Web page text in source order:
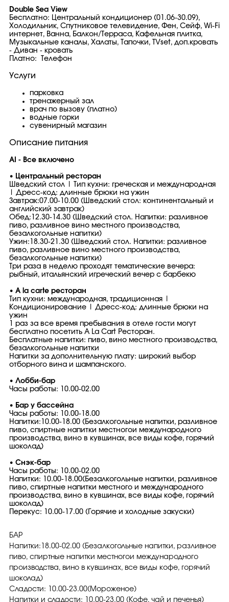
Double Sea View
Бесплатно: Центральный кондиционер (01.06-30.09),
Холодильник, Спутниковое телевидение, Фен, Сейф, Wi-Fi
интернет, Ванна, Балкон/Терраса, Кафельная плитка,
Музыкальные каналы, Халаты, Тапочки, TVset, доп.кровать
- Диван - кровать
Платно: Телефон
Услуги
парковка
тренажерный зал
врач по вызову (платно)
водные горки
сувенирный магазин
Описание питания
AI - Все включено
• Центральный ресторан
Шведский стол | Тип кухни: греческая и международная
| Дресс-код: длинные брюки на ужин
Завтрак:07.00-10.00 (Шведский стол: континентальный и
английский завтрак)
Обед:12.30-14.30 (Шведский стол. Напитки: разливное
пиво, разливное вино местного производства,
безалкогольные напитки)
Ужин:18.30-21.30 (Шведский стол. Напитки: разливное
пиво, разливное вино местного производства,
безалкогольные напитки)
Три раза в неделю проходят тематические вечера:
рыбный, итальянский игреческий вечер с барбекю
• A la carte ресторан
Тип кухни: международная, традиционная |
Кондиционирование | Дресс-код: длинные брюки на
ужин
1 раз за все время пребывания в отеле гости могут
бесплатно посетить A La Cart Ресторан.
Бесплатные напитки: пиво, вино местного производства,
безалкогольные напитки
Напитки за дополнительную плату: широкий выбор
отборного вина и шампанского.
• Лобби-бар
Часы работы: 10.00-02.00
• Бар у бассейна
Часы работы: 10.00-18.00
Напитки:10.00-18.00 (Безалкогольные напитки, разливное
пиво, спиртные напитки местногои международного
производства, вино в кувшинах, все виды кофе, горячий
шоколад)
• Снэк-бар
Часы работы: 10.00-02.00
Напитки: 10.00-18.00(Безалкогольные напитки, разливное
пиво, спиртные напитки местного и международного
производства, вино в кувшинах, все виды кофе, горячий
шоколад)
Перекус: 10.00-17.00 (Горячие и холодные закуски)
БАР
Напитки:18.00-02.00 (Безалкогольные напитки, разливное
пиво, спиртные напитки местногои международного
производства, вино в кувшинах, все виды кофе, горячий
шоколад)
Сладости: 10.00-23.00(Мороженое)
Напитки и сладости: 10.00-23.00 (Кофе, чай и печенья)